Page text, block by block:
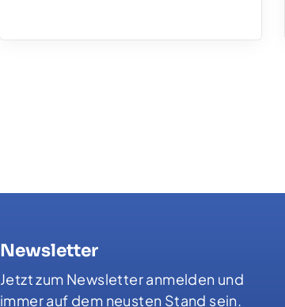
Newsletter
Jetzt zum Newsletter anmelden und
immer auf dem neusten Stand sein.